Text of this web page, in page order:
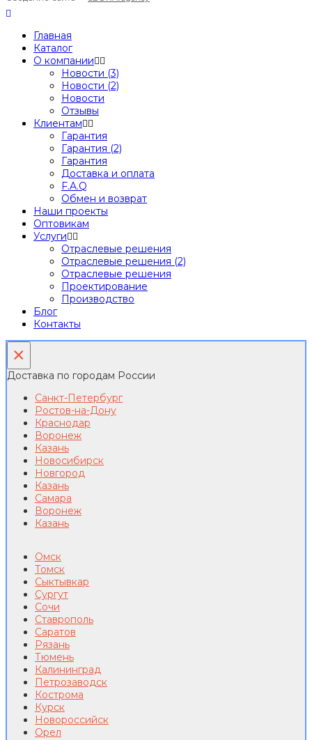
Главная
Каталог
О компании
Новости (3)
Новости (2)
Новости
Отзывы
Клиентам
Гарантия
Гарантия (2)
Гарантия
Доставка и оплата
F.A.Q
Обмен и возврат
Наши проекты
Оптовикам
Услуги
Отраслевые решения
Отраслевые решения (2)
Отраслевые решения
Проектирование
Производство
Блог
Контакты
×
Доставка по городам России
Санкт-Петербург
Ростов-на-Дону
Краснодар
Воронеж
Казань
Новосибирск
Новгород
Казань
Самара
Воронеж
Казань
Омск
Томск
Сыктывкар
Сургут
Сочи
Ставрополь
Саратов
Рязань
Тюмень
Калининград
Петрозаводск
Кострома
Курск
Новороссийск
Орел